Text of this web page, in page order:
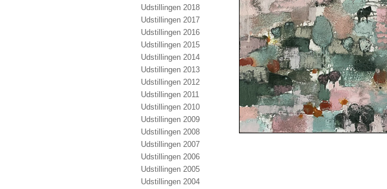
Udstillingen 2018
Udstillingen 2017
Udstillingen 2016
Udstillingen 2015
Udstillingen 2014
Udstillingen 2013
Udstillingen 2012
Udstillingen 2011
Udstillingen 2010
Udstillingen 2009
Udstillingen 2008
Udstillingen 2007
Udstillingen 2006
Udstillingen 2005
Udstillingen 2004